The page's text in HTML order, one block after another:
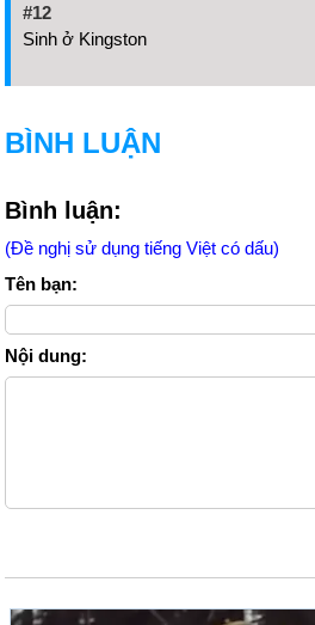
#12
Sinh ở Kingston
BÌNH LUẬN
Bình luận:
(Đề nghị sử dụng tiếng Việt có dấu)
Tên bạn:
Nội dung: